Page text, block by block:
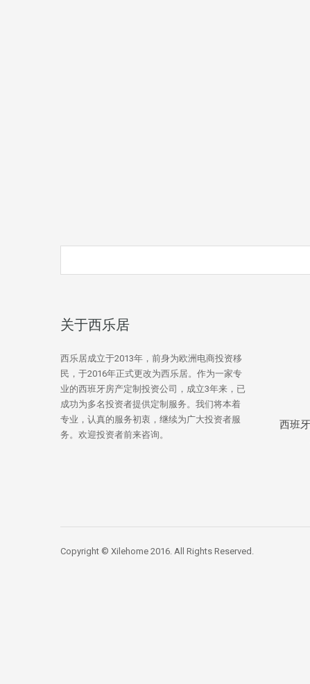
关于西乐居
西乐居成立于2013年，前身为欧洲电商投资移
民，于2016年正式更改为西乐居。作为一家专
业的西班牙房产定制投资公司，成立3年来，已
成功为多名投资者提供定制服务。我们将本着
专业，认真的服务初衷，继续为广大投资者服
务。欢迎投资者前来咨询。
西班
Copyright © Xilehome 2016. All Rights Reserved.